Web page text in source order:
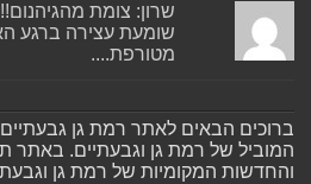
שרון: צומת
שומעת עצירה ברגע
מטורפת....
ברוכים הבאים לאתר רמת גן
המוביל של רמת גן וגבעתיים. באתר
והחדשות המקומיות של רמת גן